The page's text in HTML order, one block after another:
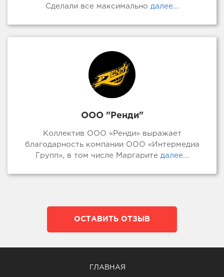
Сделали все максимально далее...
ООО "Ренди"
Коллектив ООО «Ренди» выражает
благодарность компании ООО «Интермедиа
Групп», в том числе Маргарите далее...
ОСТАВИТЬ ОТЗЫВ
ГЛАВНАЯ